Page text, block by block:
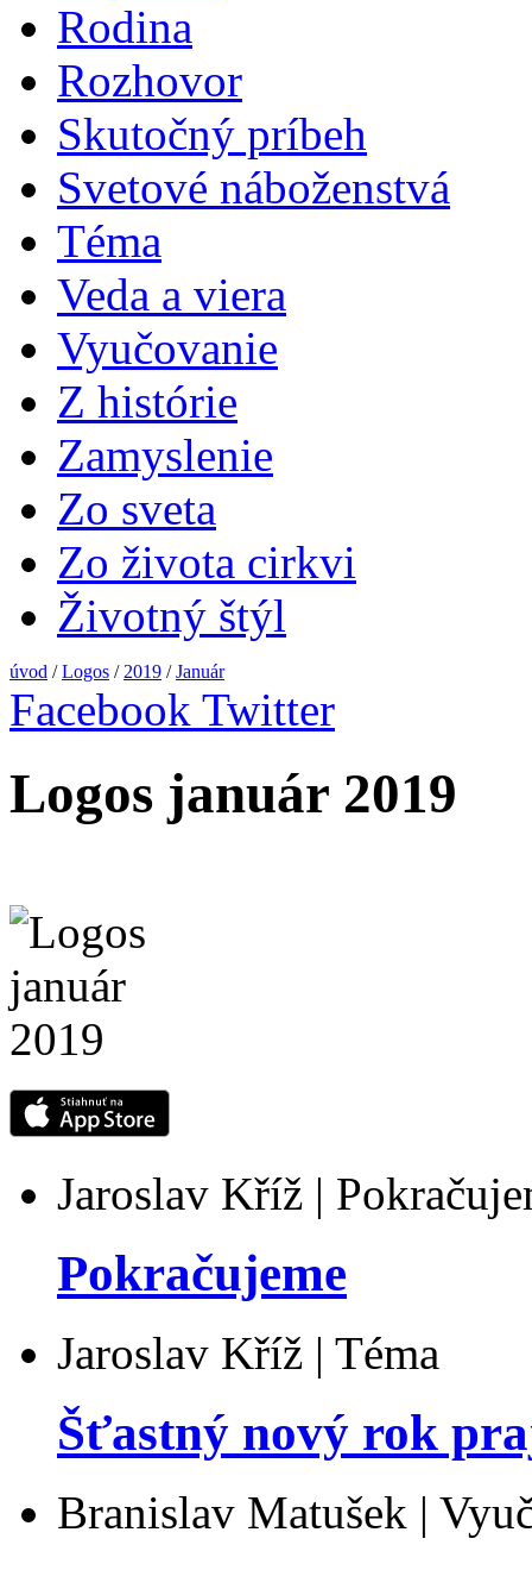
Rodina
Rozhovor
Skutočný príbeh
Svetové náboženstvá
Téma
Veda a viera
Vyučovanie
Z histórie
Zamyslenie
Zo sveta
Zo života cirkvi
Životný štýl
úvod /Logos / 2019 /Január
Facebook Twitter
Logos január 2019
Jaroslav Kříž |
Pokračujeme
Jaroslav Kříž | Téma
Šťastný nový rok
Branislav Matušek |